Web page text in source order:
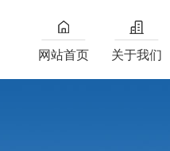
网站首页 关于我们